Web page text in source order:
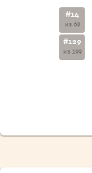
#14
из 69
#129
из 199